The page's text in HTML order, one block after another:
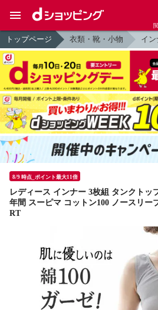
トップページ 衣類・靴・小物 イ
8/9 時点_ポイント最大11倍
レディース インナー 3枚組 タンクトッ
年間 スーピマ コットン100 ノースリー
RT